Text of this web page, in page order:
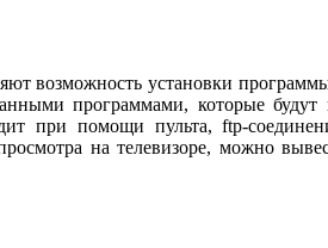
возможность установки
программами, которые будут
при помощи пульта, ftp-
на телевизоре, можно